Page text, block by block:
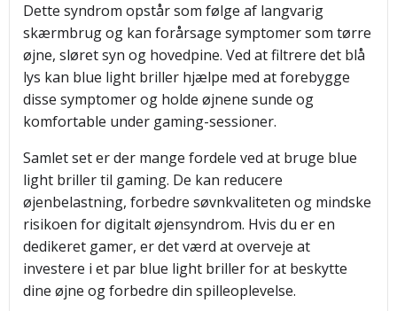
Dette syndrom opstår som følge af langvarig
skærmbrug og kan forårsage symptomer som tørre
øjne, sløret syn og hovedpine. Ved at filtrere det blå
lys kan blue light briller hjælpe med at forebygge
disse symptomer og holde øjnene sunde og
komfortable under gaming-sessioner.
Samlet set er der mange fordele ved at bruge blue
light briller til gaming. De kan reducere
øjenbelastning, forbedre søvnkvaliteten og mindske
risikoen for digitalt øjensyndrom. Hvis du er en
dedikeret gamer, er det værd at overveje at
investere i et par blue light briller for at beskytte
dine øjne og forbedre din spilleoplevelse.